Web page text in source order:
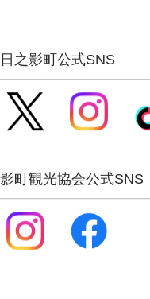
日之影町公式SNS
町観光協会公式SNS